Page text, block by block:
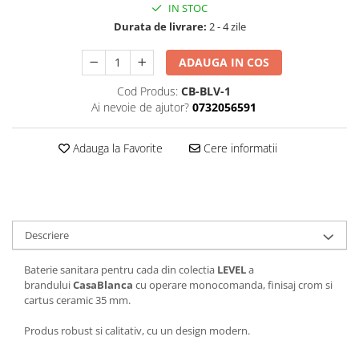
IN STOC
Durata de livrare: 2 - 4 zile
ADAUGA IN COS
Cod Produs: CB-BLV-1
Ai nevoie de ajutor? 0732056591
Adauga la Favorite Cere informatii
Descriere
Baterie sanitara pentru cada din colectia LEVELa
branduluiCasaBlanca cu operare monocomanda, finisaj crom si
cartus ceramic 35 mm.
Produs robust si calitativ, cu un design modern.